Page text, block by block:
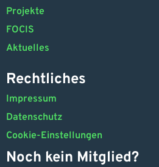
Projekte
FOCIS
Aktuelles
Rechtliches
Impressum
Datenschutz
Cookie-Einstellungen
Noch kein Mitglied?